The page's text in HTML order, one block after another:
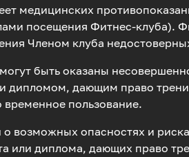
медицинских
посещения Фитнес-клуба).
Членом клуба
быть оказаны
дающим право
пользование.
возможных опасностях и
или диплома, дающих право